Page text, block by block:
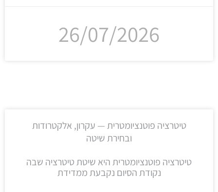
26/07/2026
טיטרציה פוטנציומטרית — עקרון, אלקטרודות
ובחירת שיטה
טיטרציה פוטנציומטרית היא שיטת טיטרציה שבה
נקודת הסיום נקבעת ממדידת